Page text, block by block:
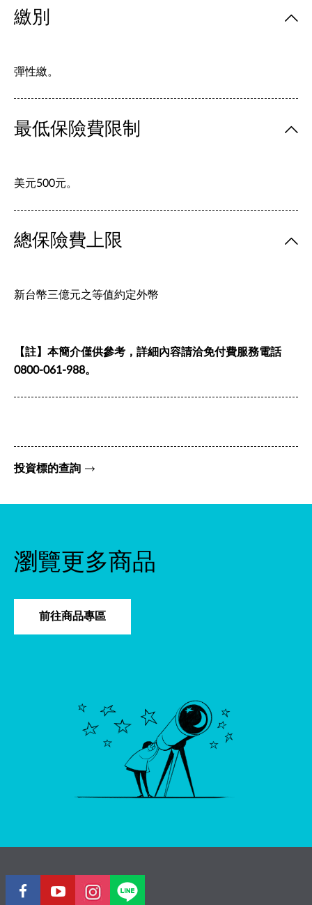
繳別
彈性繳。
最低保險費限制
美元500元。
總保險費上限
新台幣三億元之等值約定外幣
【註】本簡介僅供參考，詳細內容請洽免付費服務電話
0800-061-988。
投資標的查詢
瀏覽更多商品
前往商品專區